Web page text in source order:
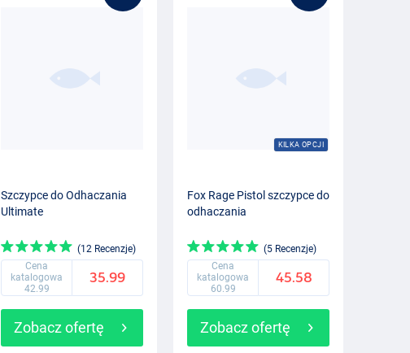
Szczypce do Odhaczania
Ultimate
(12 Recenzje)
Cena
katalogowa
42.99
35.99
Zobacz ofertę
KILKA OPCJI
Fox Rage Pistol szczypce do
odhaczania
(5 Recenzje)
Cena
katalogowa
60.99
45.58
Zobacz ofertę